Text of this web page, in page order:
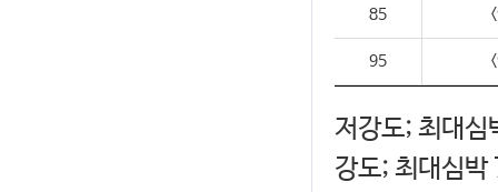
85
95
저강도; 최대
강도; 최대심